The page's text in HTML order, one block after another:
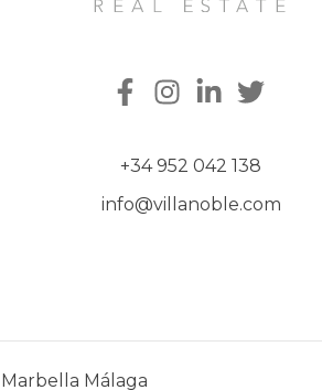
+34 952 042 138
info@villanoble.com
Marbella Málaga